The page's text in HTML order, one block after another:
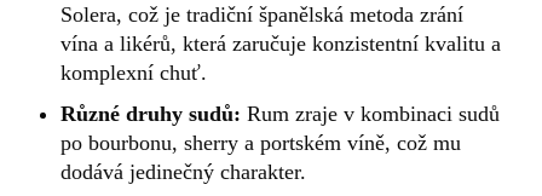
Solera, což je tradiční španělská metoda zrání
vína a likérů, která zaručuje konzistentní kvalitu a
komplexní chuť.
Různé druhy sudů: Rum zraje v kombinaci sudů
po bourbonu, sherry a portském víně, což mu
dodává jedinečný charakter.